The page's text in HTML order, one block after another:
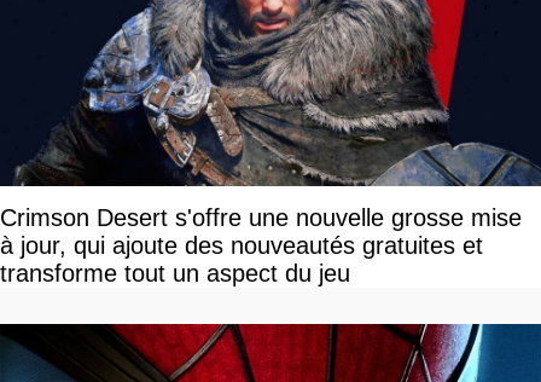
Crimson Desert s'offre une nouvelle grosse mise
à jour, qui ajoute des nouveautés gratuites et
transforme tout un aspect du jeu